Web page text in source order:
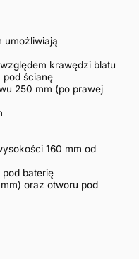
umożliwiają
krawędzi blatu
pod ścianę
250 mm (po prawej
160 mm od
baterię
oraz otworu pod